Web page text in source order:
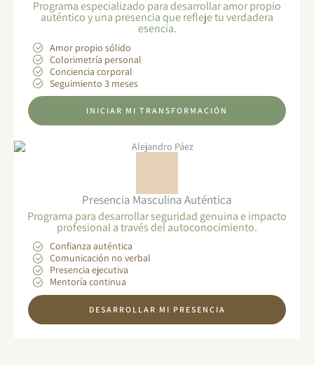
Programa especializado para desarrollar amor propio
auténtico y una presencia que refleje tu verdadera
esencia.
Amor propio sólido
Colorimetría personal
Conciencia corporal
Seguimiento 3 meses
INICIAR MI TRANSFORMACIÓN
Presencia Masculina Auténtica
Programa para desarrollar seguridad genuina e impacto
profesional a través del autoconocimiento.
Confianza auténtica
Comunicación no verbal
Presencia ejecutiva
Mentoría continua
DESARROLLAR MI PRESENCIA